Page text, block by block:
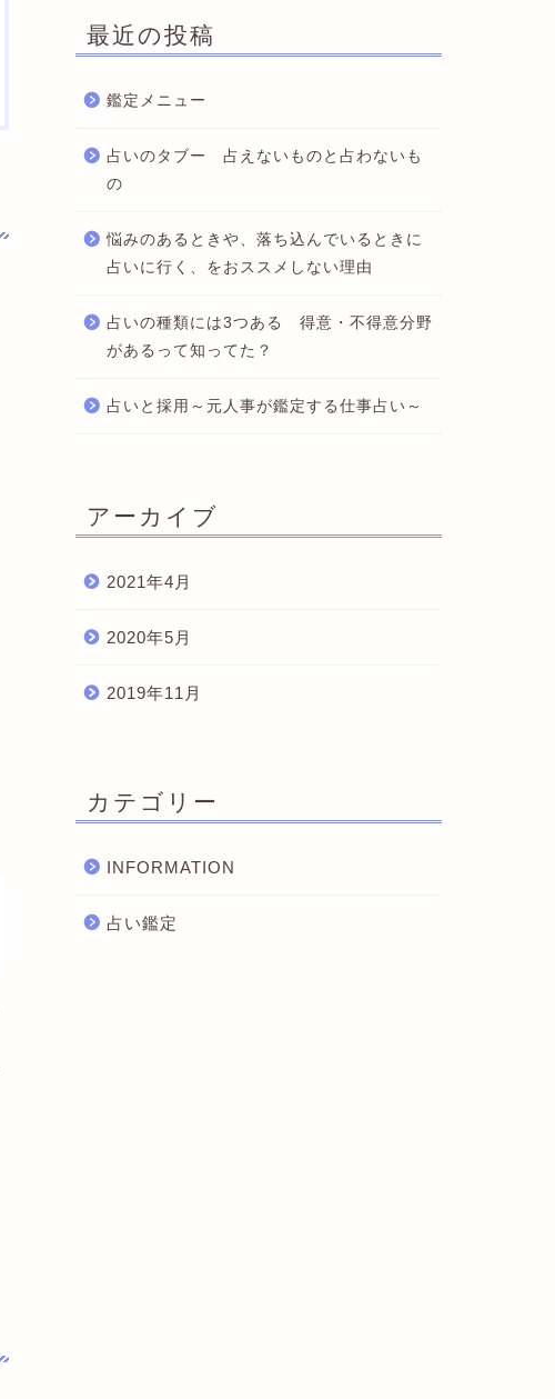
最近の投稿
鑑定メニュー
占いのタブー 占えないものと占わないも
の
悩みのあるときや、落ち込んでいるときに
占いに行く、をおススメしない理由
占いの種類には3つある 得意・不得意分野
があるって知ってた？
占いと採用～元人事が鑑定する仕事占い～
アーカイブ
2021年4月
2020年5月
2019年11月
カテゴリー
INFORMATION
占い鑑定